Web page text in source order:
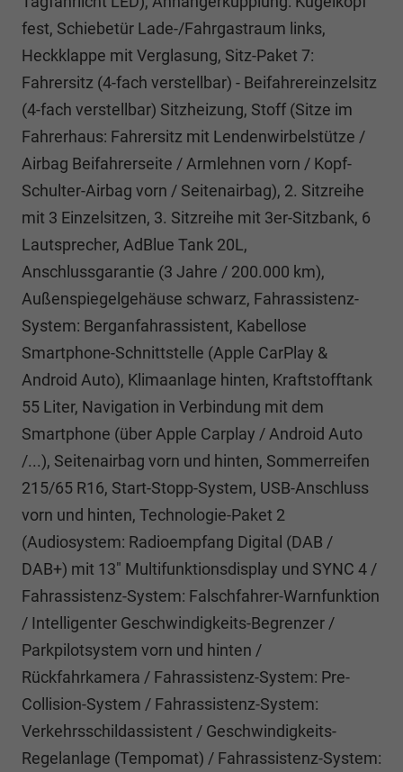
fest, Schiebetür Lade-/Fahrgastraum links,
Heckklappe mit Verglasung, Sitz-Paket 7:
Fahrersitz (4-fach verstellbar) - Beifahrereinzelsitz
(4-fach verstellbar) Sitzheizung, Stoff (Sitze im
Fahrerhaus: Fahrersitz mit Lendenwirbelstütze /
Airbag Beifahrerseite / Armlehnen vorn / Kopf-
Schulter-Airbag vorn / Seitenairbag), 2. Sitzreihe
mit 3 Einzelsitzen, 3. Sitzreihe mit 3er-Sitzbank, 6
Lautsprecher, AdBlue Tank 20L,
Anschlussgarantie (3 Jahre / 200.000 km),
Außenspiegelgehäuse schwarz, Fahrassistenz-
System: Berganfahrassistent, Kabellose
Smartphone-Schnittstelle (Apple CarPlay &
Android Auto), Klimaanlage hinten, Kraftstofftank
55 Liter, Navigation in Verbindung mit dem
Smartphone (über Apple Carplay / Android Auto
/...), Seitenairbag vorn und hinten, Sommerreifen
215/65 R16, Start-Stopp-System, USB-Anschluss
vorn und hinten, Technologie-Paket 2
(Audiosystem: Radioempfang Digital (DAB /
DAB+) mit 13" Multifunktionsdisplay und SYNC 4 /
Fahrassistenz-System: Falschfahrer-Warnfunktion
/ Intelligenter Geschwindigkeits-Begrenzer /
Parkpilotsystem vorn und hinten /
Rückfahrkamera / Fahrassistenz-System: Pre-
Collision-System / Fahrassistenz-System:
Verkehrsschildassistent / Geschwindigkeits-
Regelanlage (Tempomat) / Fahrassistenz-System: